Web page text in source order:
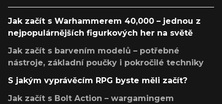
Jak začít s Warhammerem 40,000 – jednou z
nejpopulárnějších figurkových her na světě
Jak začít s barvením modelů – potřebné
nástroje, základní poučky i pokročilé techniky
S jakým vyprávěcím RPG byste měli začít?
Jak začít s Bolt Action – wargamingem